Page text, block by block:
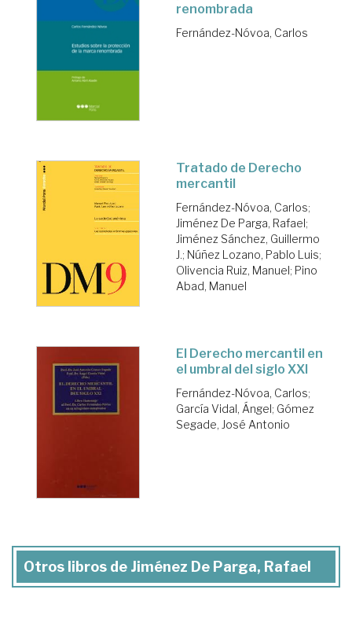
renombrada
Fernández-Nóvoa, Carlos
Tratado de Derecho
mercantil
Fernández-Nóvoa, Carlos;
Jiménez De Parga, Rafael;
Jiménez Sánchez, Guillermo
J.; Núñez Lozano, Pablo Luis;
Olivencia Ruiz, Manuel; Pino
Abad, Manuel
El Derecho mercantil en
el umbral del siglo XXI
Fernández-Nóvoa, Carlos;
García Vidal, Ángel; Gómez
Segade, José Antonio
Otros libros de Jiménez De Parga, Rafael